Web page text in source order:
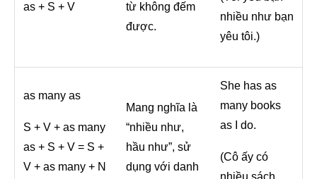
as + S + V
từ không đếm
được.
nhiều như bạn
yêu tôi.)
as many as
S + V + as many
as + S + V = S +
V + as many + N
Mang nghĩa là
“nhiều như,
hầu như”, sử
dụng với danh
She has as
many books
as I do.
(Cô ấy có
nhiều sách